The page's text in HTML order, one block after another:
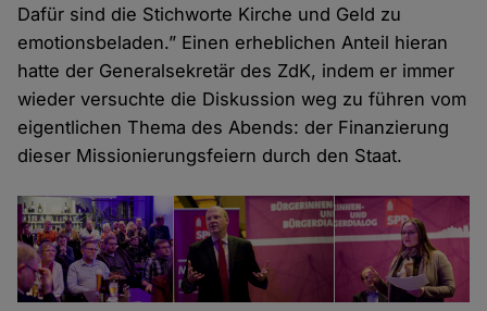
Dafür sind die Stichworte Kirche und Geld zu
emotionsbeladen.” Einen erheblichen Anteil hieran
hatte der Generalsekretär des ZdK, indem er immer
wieder versuchte die Diskussion weg zu führen vom
eigentlichen Thema des Abends: der Finanzierung
dieser Missionierungsfeiern durch den Staat.